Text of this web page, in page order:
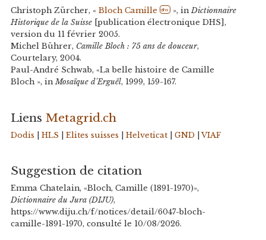
Christoph Zürcher, « Bloch Camille dhs », inDictionnaire
Historique de la Suisse[publication électronique DHS],
version du 11 février 2005.
Michel Bührer, Camille Bloch : 75 ans de douceur,
Courtelary, 2004.
Paul-André Schwab, «La belle histoire de Camille
Bloch », inMosaïque d'Erguël, 1999, 159-167.
Liens Metagrid.ch
Dodis HLS Elites suisses Helveticat| GND |VIAF
Suggestion de citation
Emma Chatelain, «Bloch, Camille (1891-1970)»,
Dictionnaire du Jura (DIJU),
https://www.diju.ch/f/notices/detail/6047-bloch-
camille-1891-1970, consulté le 10/08/2026.